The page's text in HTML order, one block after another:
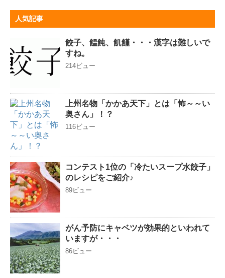
人気記事
餃子、饂飩、飢饉・・・漢字は難しいで
すね。
214ビュー
上州名物「かかあ天下」とは「怖～～い
奥さん」！？
116ビュー
コンテスト1位の「冷たいスープ水餃子」
のレシピをご紹介♪
89ビュー
がん予防にキャベツが効果的といわれて
いますが・・・
86ビュー